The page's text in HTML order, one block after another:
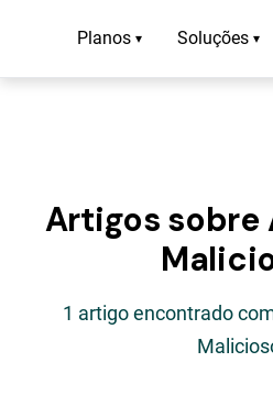
Planos ▾ Soluções ▾
Artigos
1 artigo encontrado